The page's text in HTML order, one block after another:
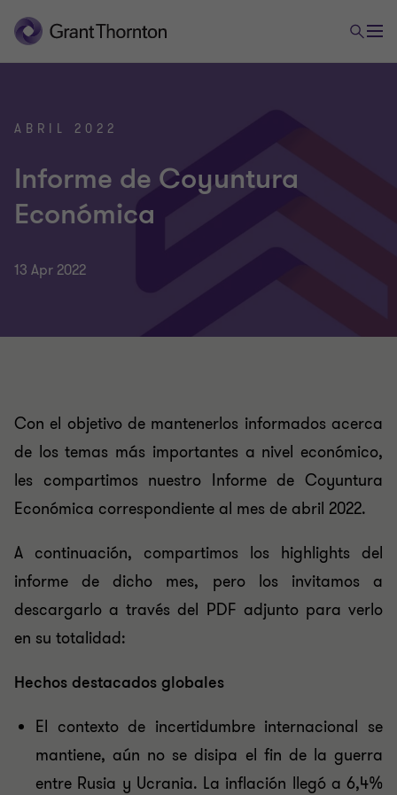
ABRIL 2022
Informe de Coyuntura
Económica
13 Apr 2022
Con el objetivo de mantenerlos informados acerca
de los temas más importantes a nivel económico,
les compartimos nuestro Informe de Coyuntura
Económica correspondiente al mes de abril 2022.
A continuación, compartimos los highlights del
informe de dicho mes, pero los invitamos a
descargarlo a través del PDF adjunto para verlo
en su totalidad:
Hechos destacados globales
El contexto de incertidumbre internacional se
mantiene, aún no se disipa el fin de la guerra
entre Rusia y Ucrania. La inflación llegó a 6,4%